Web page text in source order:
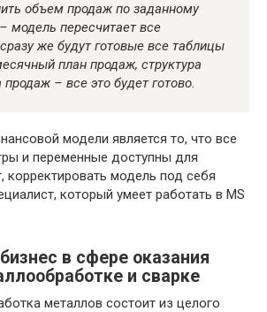
объем продаж по заданному
модель пересчитает все
же будут готовые все таблицы
план продаж, структура
– все это будет готово.
модели является то, что все
и переменные доступны для
корректировать модель под себя
который умеет работать в MS
в сфере оказания
и сварке
металлов состоит из целого